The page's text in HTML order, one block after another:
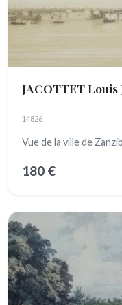
JACOTTET Louis
14826
Vue de la ville de
180 €